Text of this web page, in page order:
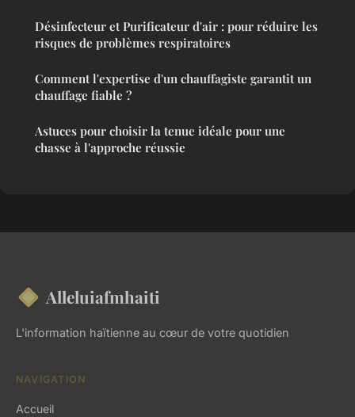
Désinfecteur et Purificateur d'air : pour réduire les
risques de problèmes respiratoires
Comment l'expertise d'un chauffagiste garantit un
chauffage fiable ?
Astuces pour choisir la tenue idéale pour une
chasse à l'approche réussie
Alleluiafmhaiti
L'information haïtienne au cœur de votre quotidien
NAVIGATION
Accueil